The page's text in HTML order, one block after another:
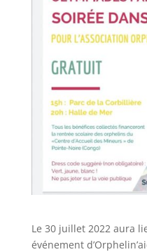
Le 30 juillet 2022 aura
événement